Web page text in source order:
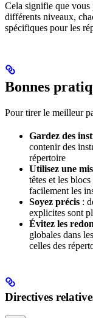
Cela signifie que
différents niveaux,
spécifiques pour les
Bonnes
Pour tirer le meilleur
Gardez des
contenir des
répertoire
Utilisez une
têtes et les
facilement les
Soyez précis :
explicites sont
Évitez les
globales dans
celles des
Directives